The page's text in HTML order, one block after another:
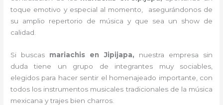
toque emotivo y especial al momento, asegurándonos de
su amplio repertorio de música y que sea un show de
calidad.
Si buscas mariachis en Jipijapa, nuestra empresa
sin
duda tiene un grupo de integrantes muy sociables,
elegidos para hacer sentir el homenajeado importante, con
todos los instrumentos musicales tradicionales de la música
mexicana y trajes bien charros.